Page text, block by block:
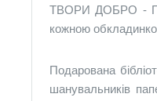
ТВОРИ ДОБРО -
кожною
Подарована
шанувальників